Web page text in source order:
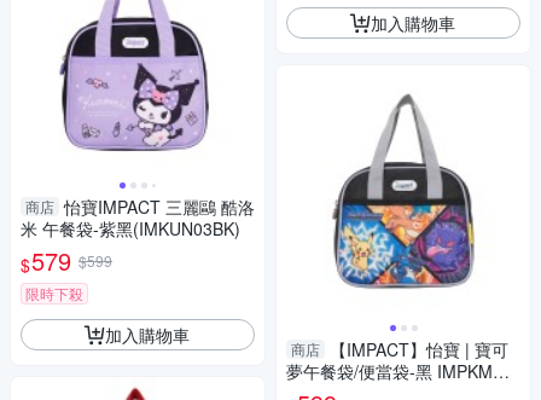
商店 怡寶IMPACT 三麗鷗 酷洛
米 午餐袋-紫黑(IMKUN03BK)
$579 $599
限時下殺
加入購物車
加入購物車
商店
【IMPACT】怡寶 | 寶可
夢午餐袋/便當袋-黑 IMPKMN0
6BK